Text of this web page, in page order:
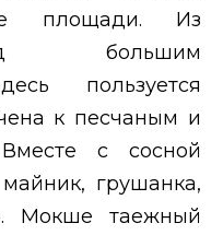
площади. Из
большим
пользуется
к песчаным и
с сосной
грушанка,
Мокше таежный